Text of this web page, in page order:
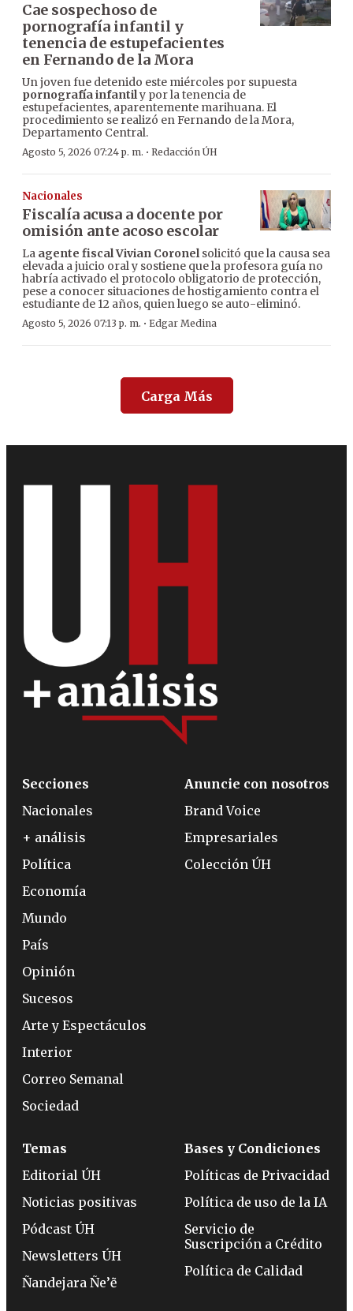
Cae sospechoso de
pornografía infantil y
tenencia de estupefacientes
en Fernando de la Mora
Un joven fue detenido este miércoles por supuesta
pornografía infantily por la tenencia de
estupefacientes, aparentemente marihuana. El
procedimiento se realizó en Fernando de la Mora,
Departamento Central.
Agosto 5, 2026 07:24 p. m. · Redacción ÚH
Nacionales
Fiscalía acusa a docente por
omisión ante acoso escolar
La agente fiscal Vivian Coronelsolicitó que la causa sea
elevada a juicio oral y sostiene que la profesora guía no
habría activado el protocolo obligatorio de protección,
pese a conocer situaciones de hostigamiento contra el
estudiante de 12 años, quien luego se auto-eliminó.
Agosto 5, 2026 07:13 p. m. · Edgar Medina
Carga Más
Secciones
Nacionales
+ análisis
Política
Economía
Mundo
País
Opinión
Sucesos
Arte y Espectáculos
Interior
Correo Semanal
Sociedad
Anuncie con nosotros
Brand Voice
Empresariales
Colección ÚH
Temas
Editorial ÚH
Noticias positivas
Pódcast ÚH
Newsletters ÚH
Ñandejara Ñe’ẽ
Bases y Condiciones
Políticas de Privacidad
Política de uso de la IA
Servicio de
Suscripción a Crédito
Política de Calidad